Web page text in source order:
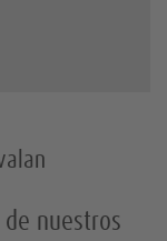
de nuestros